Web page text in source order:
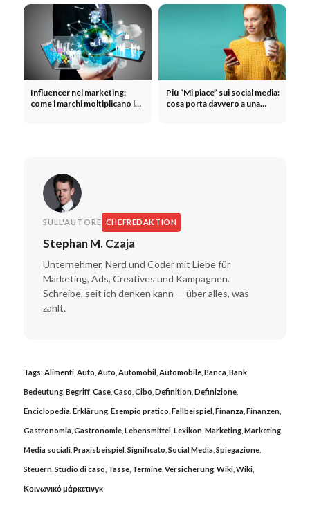
Influencer nel marketing:
come i marchi moltiplicano la
Più “Mi piace” sui social media:
cosa porta davvero a una
SULL'AUTORE CHEFREDAKTION
Stephan M. Czaja
Unternehmer, Nerd und Coder mit Liebe für
Marketing, Ads, Creatives und Kampagnen.
Schreibe, seit ich denken kann — über alles, was
zählt.
Tags: Alimenti, Auto Auto Automobil, Automobile, Banca, Bank,
Bedeutung, Begriff, Case, Caso Cibo Definition, Definizione,
Enciclopedia, Erklärung, Esempio pratico Fallbeispiel, Finanza, Finanzen,
Gastronomia, Gastronomie, Lebensmittel, Lexikon, Marketing, Marketing,
Media sociali, Praxisbeispiel, Significato Social Media, Spiegazione,
Steuern, Studio di caso Tasse, Termine, Versicherung, Wiki, Wiki,
Κοινωνικό μάρκετινγκ